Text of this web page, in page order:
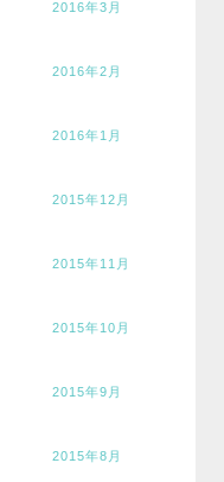
2016年3月
2016年2月
2016年1月
2015年12月
2015年11月
2015年10月
2015年9月
2015年8月